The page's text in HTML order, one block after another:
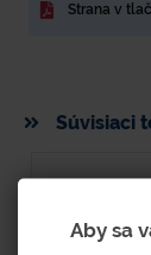
Strana v
Súvisiaci
Aby sa